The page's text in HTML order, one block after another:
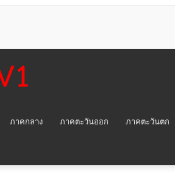
ภาคกลาง ภาคตะวันออก ภาคตะวันตก